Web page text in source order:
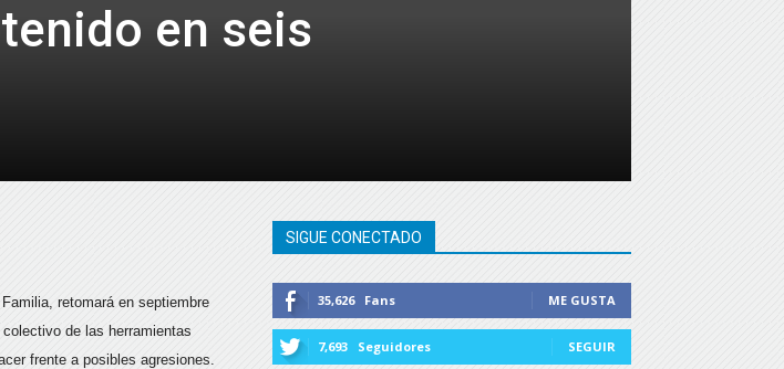
en seis
retomará en septiembre
de las herramientas
frente a posibles agresiones.
SIGUE CONECTADO
35,626 Fans ME GUSTA
7,693 Seguidores SEGUIR